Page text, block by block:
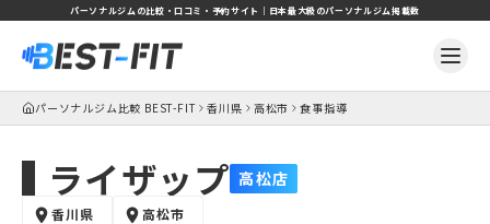
パーソナルジムの比較・口コミ・予約サイト｜日本最大級のパーソナルジム掲載数
パーソナルジム比較 BEST-FIT 香川県 高松市 食事指導
ライザップ 高松店
香川県
高松市